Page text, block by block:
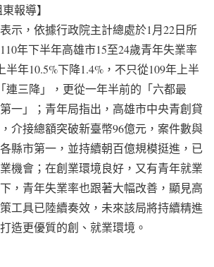
報導】
示，依據行政院主計總處於1月22日所
年下半年高雄市15至24歲青年失業率
半年10.5%下降1.4%，不只從109年上半
連三降」，更從一年半前的「六都最
一」；青年局指出，高雄市中央青創貸
介接總額突破新臺幣96億元，案件數與
縣市第一，並持續朝百億規模挺進，已
機會；在創業環境良好，又有青年就業
，青年失業率也跟著大幅改善，顯見高
工具已陸續奏效，未來該局將持續精進
造更優質的創、就業環境。